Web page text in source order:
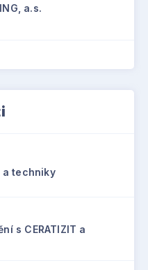
a.s.
a techniky
s CERATIZIT a